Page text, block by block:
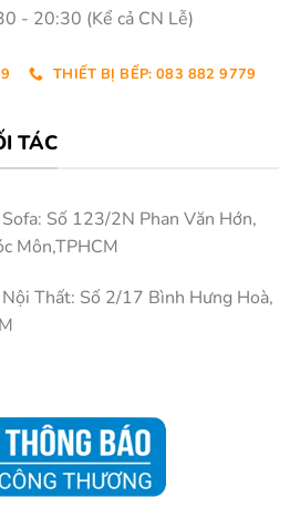
- 20:30 (Kể cả CN Lễ)
THIẾT BỊ BẾP: 083 882 9779
TÁC
Số 123/2N Phan Văn Hớn,
Môn,TPHCM
Thất: Số 2/17 Bình Hưng Hoà,